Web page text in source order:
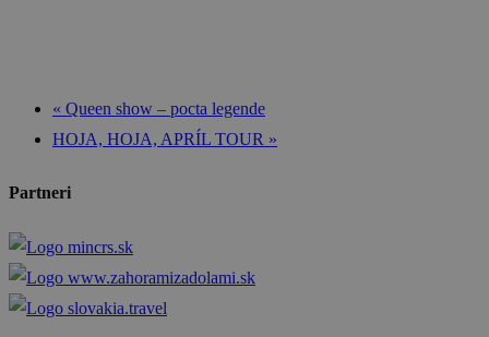
« Queen show – pocta legende
HOJA, HOJA, APRÍL TOUR »
Partneri